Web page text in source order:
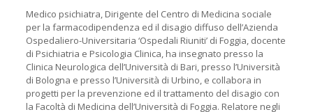
Medico psichiatra, Dirigente del Centro di Medicina sociale
per la farmacodipendenza ed il disagio diffuso dell’Azienda
Ospedaliero-Universitaria ‘Ospedali Riuniti’ di Foggia, docente
di Psichiatria e Psicologia Clinica, ha insegnato presso la
Clinica Neurologica dell’Università di Bari, presso l’Università
di Bologna e presso l’Università di Urbino, e collabora in
progetti per la prevenzione ed il trattamento del disagio con
la Facoltà di Medicina dell’Università di Foggia. Relatore negli